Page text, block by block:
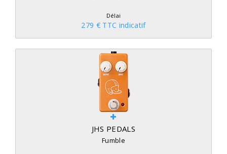
Délai
279 € TTC indicatif
JHS PEDALS
Fumble